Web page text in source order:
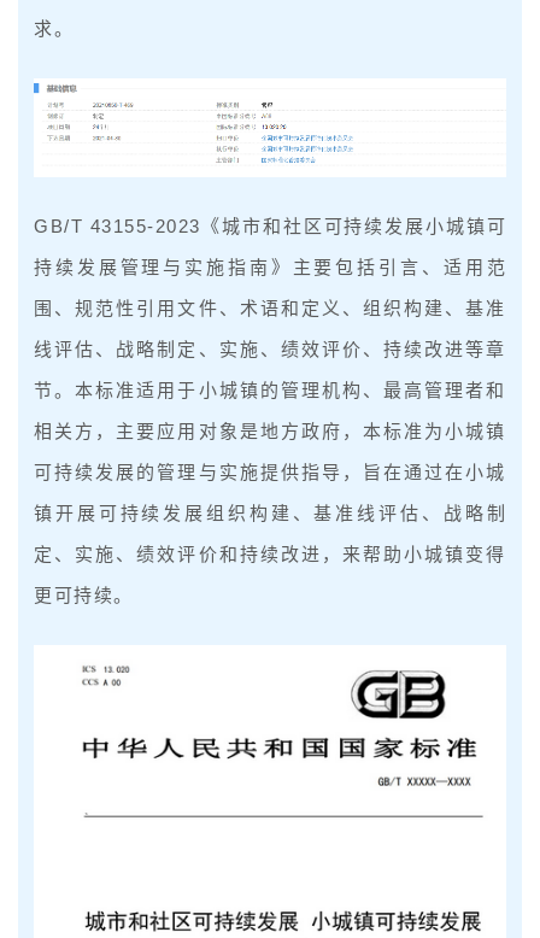
求。
GB/T 43155-2023《城市和社区可持续发展小城镇可
持续发展管理与实施指南》主要包括引言、适用范
围、规范性引用文件、术语和定义、组织构建、基准
线评估、战略制定、实施、绩效评价、持续改进等章
节。本标准适用于小城镇的管理机构、最高管理者和
相关方，主要应用对象是地方政府，本标准为小城镇
可持续发展的管理与实施提供指导，旨在通过在小城
镇开展可持续发展组织构建、基准线评估、战略制
定、实施、绩效评价和持续改进，来帮助小城镇变得
更可持续。